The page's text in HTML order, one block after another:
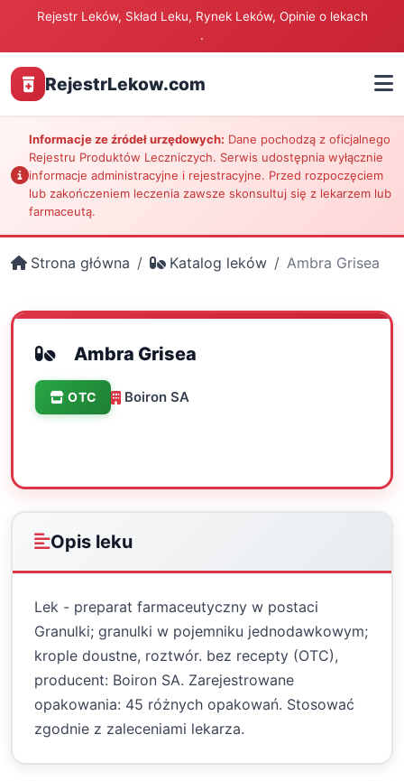
Rejestr Leków, Skład Leku, Rynek Leków, Opinie o lekach
.
RejestrLekow.com
Informacje ze źródeł urzędowych: Dane pochodzą z oficjalnego
Rejestru Produktów Leczniczych. Serwis udostępnia wyłącznie
informacje administracyjne i rejestracyjne. Przed rozpoczęciem
lub zakończeniem leczenia zawsze skonsultuj się z lekarzem lub
farmaceutą.
Strona główna Katalog leków Ambra Grisea
Ambra Grisea
OTC Boiron SA
Opis leku
Lek - preparat farmaceutyczny w postaci
Granulki; granulki w pojemniku jednodawkowym;
krople doustne, roztwór. bez recepty (OTC),
producent: Boiron SA. Zarejestrowane
opakowania: 45 różnych opakowań. Stosować
zgodnie z zaleceniami lekarza.